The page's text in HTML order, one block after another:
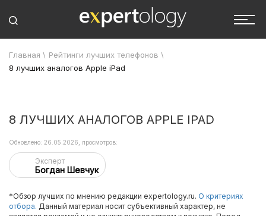
Главная \ Рейтинги лучших телефонов \
8 лучших аналогов Apple iPad
8 ЛУЧШИХ АНАЛОГОВ APPLE IPAD
Эксперт
Богдан Шевчук
Обновлено: 26.05.2026, просмотров:
*Обзор лучших по мнению редакции expertology.ru. О критериях
отбора. Данный материал носит субъективный характер, не